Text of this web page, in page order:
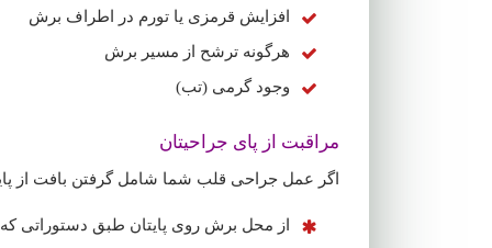
افزایش قرمزی یا تورم در اطراف برش
هرگونه ترشح از مسیر برش
وجود گرمی (تب)
مراقبت از پای جراحیتان
اگر عمل جراحی قلب شما شامل گرفتن بافت از
از محل برش روی پایتان طبق دستوراتی که